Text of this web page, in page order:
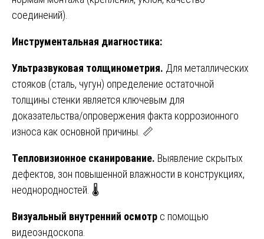
соединений).
Инструментальная диагностика:
Ультразвуковая толщинометрия. Для металлических
стояков (сталь, чугун) определение остаточной
толщины стенки является ключевым для
доказательства/опровержения факта коррозионного
износа как основной причины. 📏
Тепловизионное сканирование. Выявление скрытых
дефектов, зон повышенной влажности в конструкциях,
неоднородностей. 🌡️
Визуальный внутренний осмотр с помощью
видеоэндоскопа.